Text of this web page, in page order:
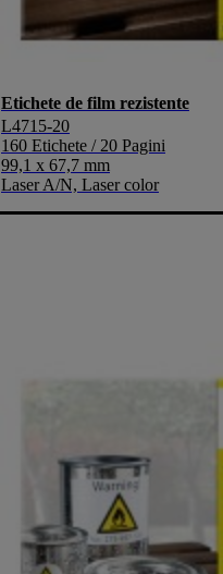
Etichete de film rezistente
L4715-20
160 Etichete / 20 Pagini
99,1 x 67,7 mm
Laser A/N, Laser color